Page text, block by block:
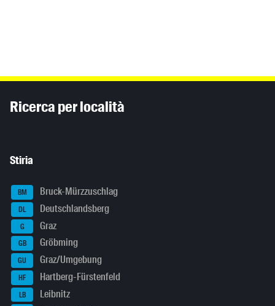
Ricerca per località
Stiria
BM Bruck-Mürzzuschlag
DL Deutschlandsberg
G Graz
GB Gröbming
GU Graz/Umgebung
HF Hartberg-Fürstenfeld
LB Leibnitz